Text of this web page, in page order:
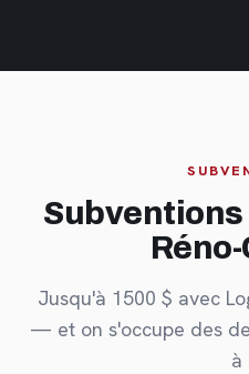
Subventions
Jusqu'à 1500 $ avec
— et on s'occupe des
à